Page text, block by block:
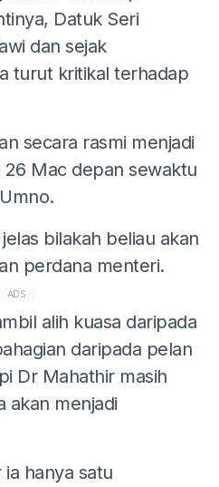
Datuk Seri
dan sejak
turut kritikal terhadap
secara rasmi menjadi
Mac depan sewaktu
bilakah beliau akan
perdana menteri.
ADS
alih kuasa daripada
daripada pelan
Dr Mahathir masih
akan menjadi
hanya satu